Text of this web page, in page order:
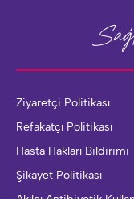
Ziyaretçi Politikası
Refakatçı Politikası
Hasta Hakları Bildirimi
Şikayet Politikası